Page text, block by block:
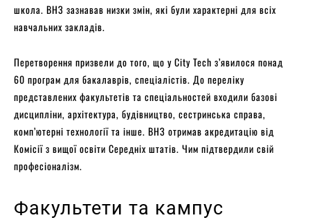
школа. ВНЗ зазнавав низки змін, які були характерні для всіх
навчальних закладів.
Перетворення призвели до того, що у City Tech з’явилося понад
60 програм для бакалаврів, спеціалістів. До переліку
представлених факультетів та спеціальностей входили базові
дисципліни, архітектура, будівництво, сестринська справа,
комп’ютерні технології та інше. ВНЗ отримав акредитацію від
Комісії з вищої освіти Середніх штатів. Чим підтвердили свій
професіоналізм.
Факультети та кампус